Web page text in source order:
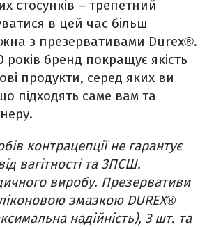
стосунків – трепетний
в цей час більш
з презервативами Durex®.
бренд покращує якість
продукти, серед яких ви
підходять саме вам та
контрацепції не гарантує
вагітності та ЗПСШ.
виробу. Презервативи
змазкою DUREX®
надійність), 3 шт. та